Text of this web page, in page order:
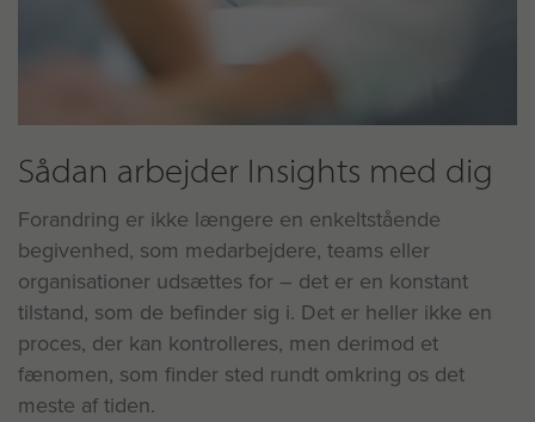
Sådan arbejder Insights med dig
Forandring er ikke længere en enkeltstående
begivenhed, som medarbejdere, teams eller
organisationer udsættes for – det er en konstant
tilstand, som de befinder sig i. Det er heller ikke en
proces, der kan kontrolleres, men derimod et
fænomen, som finder sted rundt omkring os det
meste af tiden.